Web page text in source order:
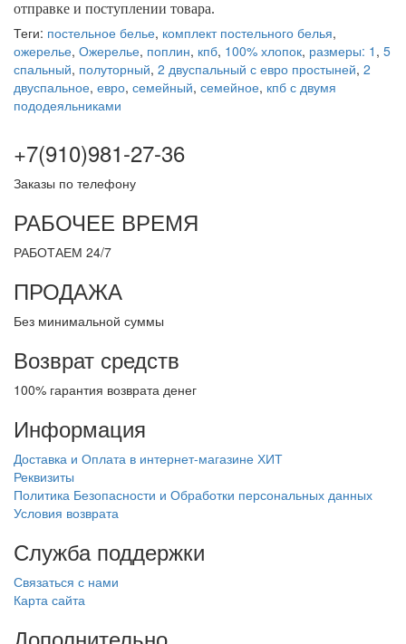
отправке и поступлении товара.
Теги: постельное белье, комплект постельного белья,
ожерелье, Ожерелье, поплин, кпб, 100% хлопок, размеры: 1 , 5
спальный, полуторный, 2 двуспальный с евро простыней, 2
двуспальное, евро, семейный, семейное, кпб с двумя
пододеяльниками
+7(910)981-27-36
Заказы по телефону
РАБОЧЕЕ ВРЕМЯ
РАБОТАЕМ 24/7
ПРОДАЖА
Без минимальной суммы
Возврат средств
100% гарантия возврата денег
Информация
Доставка и Оплата в интернет-магазине ХИТ
Реквизиты
Политика Безопасности и Обработки персональных данных
Условия возврата
Служба поддержки
Связаться с нами
Карта сайта